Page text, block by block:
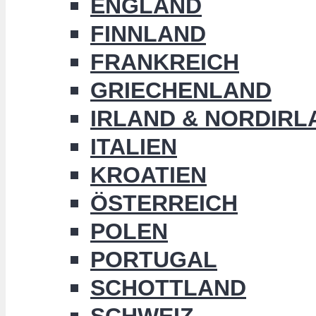
ENGLAND
FINNLAND
FRANKREICH
GRIECHENLAND
IRLAND &
ITALIEN
KROATIEN
ÖSTERREICH
POLEN
PORTUGAL
SCHOTTLAND